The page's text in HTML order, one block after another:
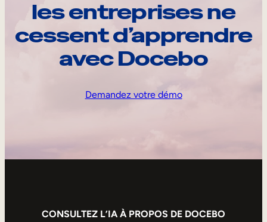
les entreprises ne
cessent d’apprendre
avec Docebo
Demandez votre démo
CONSULTEZ L’IA À PROPOS DE DOCEBO